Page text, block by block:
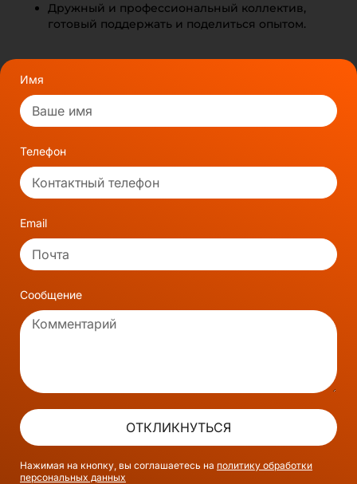
Дружный и профессиональный коллектив,
готовый поддержать и поделиться опытом.
Имя
Телефон
Email
Сообщение
ОТКЛИКНУТЬСЯ
Нажимая на кнопку, вы соглашаетесь на политику обработки
персональных данных